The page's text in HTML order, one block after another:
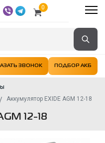
0
ЗВОНОК ПОДБОР АКБ
Аккумулятор EXIDE AGM 12-18
12-18